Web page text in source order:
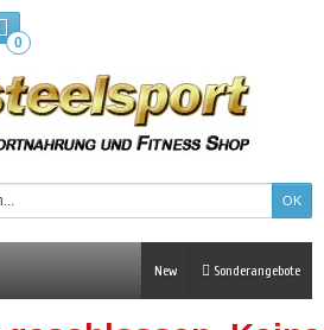
0
Sonderangebote
New